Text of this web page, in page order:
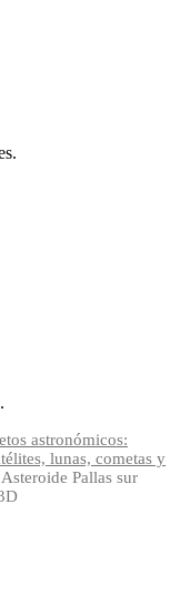
astronómicos:
lunas, cometas y
Asteroide Pallas sur